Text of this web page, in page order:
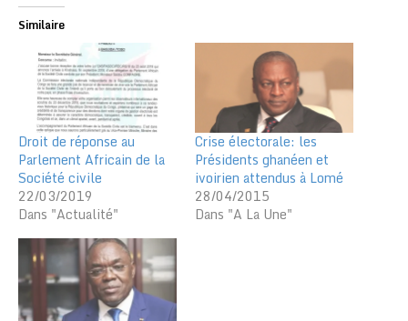
Similaire
Droit de réponse au
Parlement Africain de la
Société civile
22/03/2019
Dans "Actualité"
Crise électorale: les
Présidents ghanéen et
ivoirien attendus à Lomé
28/04/2015
Dans "A La Une"